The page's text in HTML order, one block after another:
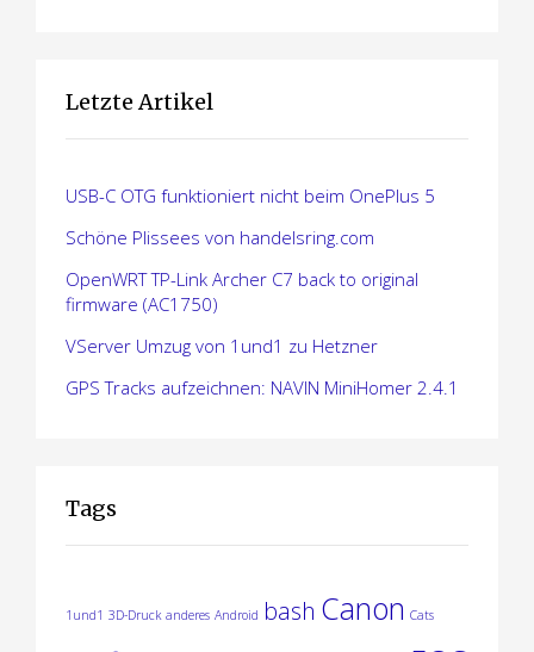
Letzte Artikel
USB-C OTG funktioniert nicht beim OnePlus 5
Schöne Plissees von handelsring.com
OpenWRT TP-Link Archer C7 back to original
firmware (AC1750)
VServer Umzug von 1und1 zu Hetzner
GPS Tracks aufzeichnen: NAVIN MiniHomer 2.4.1
Tags
1und1 3D-Druck anderes Android bash Canon Cats